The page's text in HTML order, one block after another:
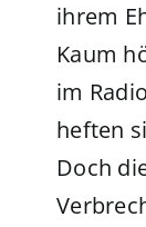
ihrem
Kaum
im
heften
Doch